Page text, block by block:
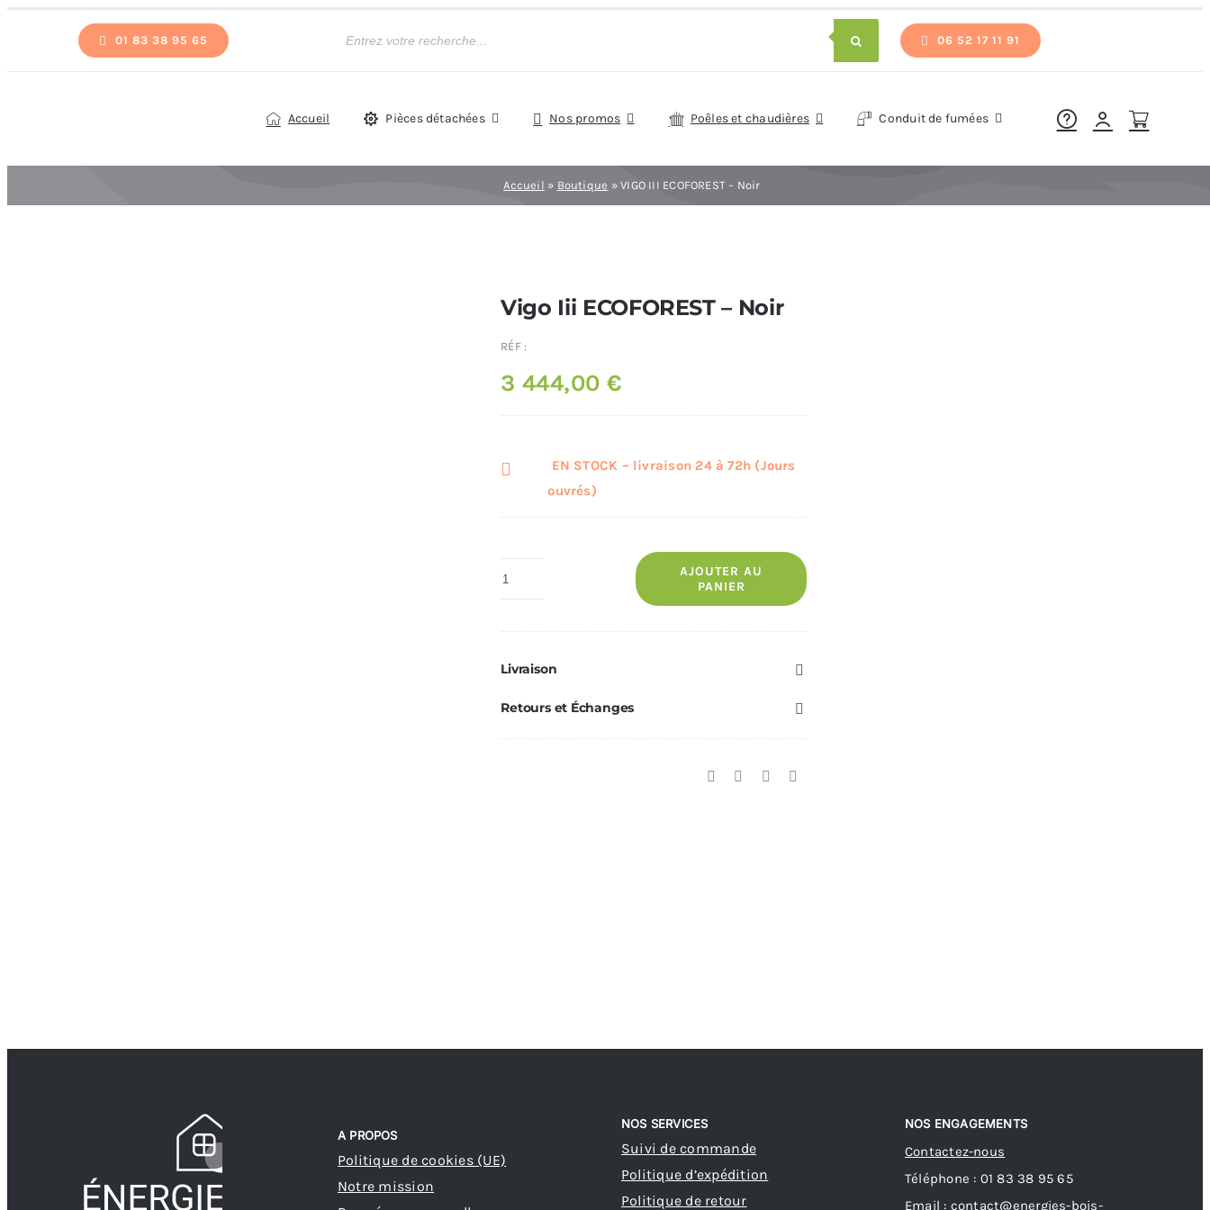
01 83 38 95 65
de
06 52 17 11 91
Accueil Pièces détachées Nos promos Poêles et chaudières Conduit de fumées
Accueil » Boutique »VIGO III ECOFOREST – Noir
Vigo Iii ECOFOREST – Noir
RÉF :
3 444,00 €
EN STOCK – livraison 24 à 72h (Jours
ouvrés)
quantité
ECOFOREST
AJOUTER AU
PANIER
Livraison
Retours et Échanges
A PROPOS
Politique de cookies (UE)
Notre mission
NOS SERVICES
Suivi de commande
Politique d’expédition
Politique de retour
NOS ENGAGEMENTS
Contactez-nous
Téléphone : 01 83 38 95 65
Email : contact@energies-bois-